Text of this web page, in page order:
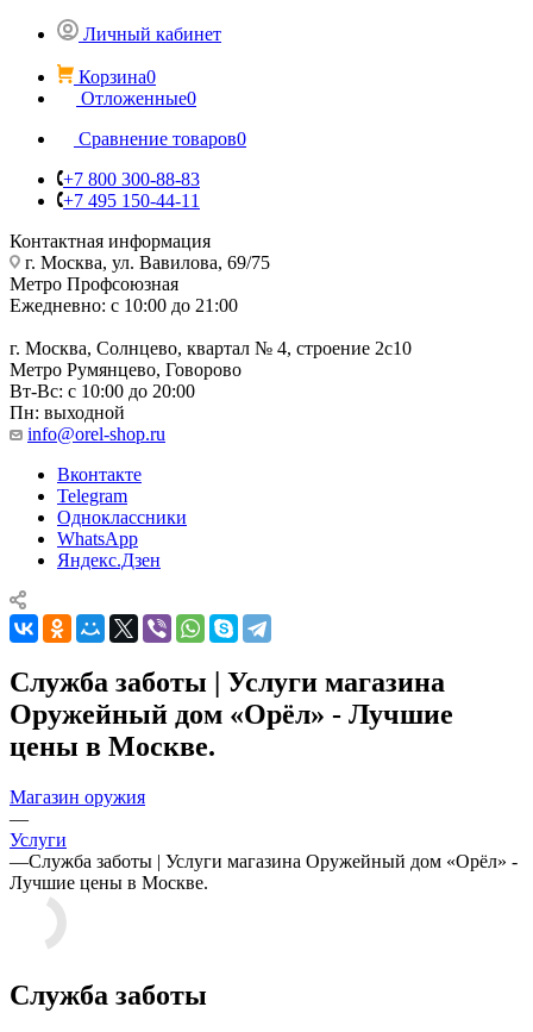
Личный кабинет
Корзина0
Отложенные0
Сравнение товаров0
+7 800 300-88-83
+7 495 150-44-11
Контактная информация
г. Москва, ул. Вавилова, 69/75
Метро Профсоюзная
Ежедневно: с 10:00 до 21:00
г. Москва, Солнцево, квартал № 4, строение 2с10
Метро Румянцево, Говорово
Вт-Вс: с 10:00 до 20:00
Пн: выходной
info@orel-shop.ru
Вконтакте
Telegram
Одноклассники
WhatsApp
Яндекс.Дзен
Служба заботы | Услуги магазина
Оружейный дом «Орёл» - Лучшие
цены в Москве.
Магазин оружия
—
Услуги
—Служба заботы | Услуги магазина Оружейный дом «Орёл» -
Лучшие цены в Москве.
Служба заботы